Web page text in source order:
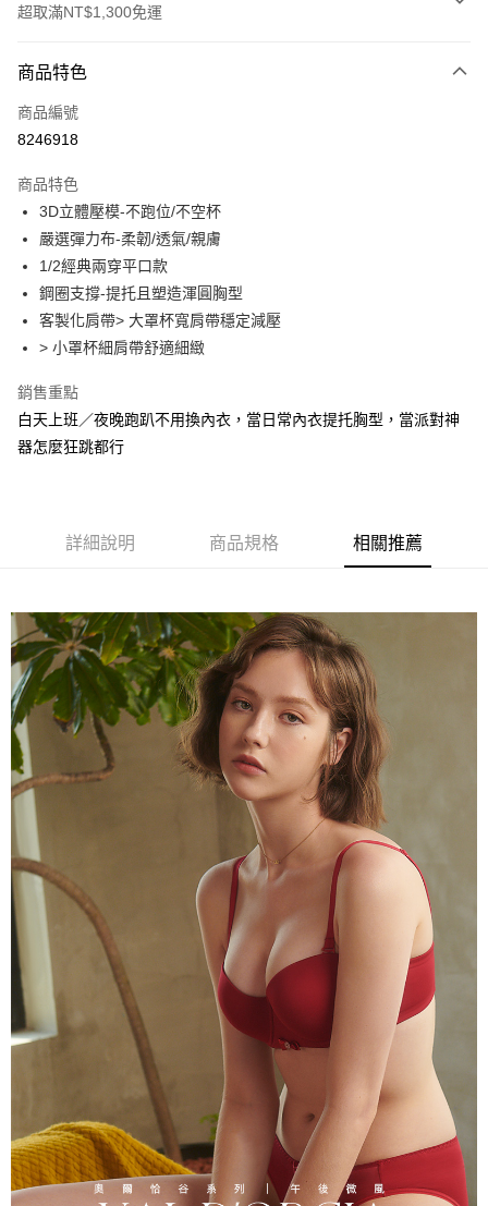
超取滿NT$1,300免運
信用卡一次付款
超商取貨付款
運送方式
全家取貨付款
每筆NT$90，滿NT$1,300(含以上)免運費
付款後全家取貨
每筆NT$90，滿NT$1,300(含以上)免運費
7-11取貨付款
每筆NT$90，滿NT$1,300(含以上)免運費
付款後7-11取貨
每筆NT$90，滿NT$1,300(含以上)免運費
香港直送- 順豐海外
海外專區｜ Overseas
澳門直送- 順豐海外
商品特色
商品編號
8246918
商品特色
3D立體壓模-不跑位/不空杯
嚴選彈力布-柔韌/透氣/親膚
1/2經典兩穿平口款
鋼圈支撐-提托且塑造渾圓胸型
客製化肩帶> 大罩杯寬肩帶穩定減壓
> 小罩杯細肩帶舒適細緻
銷售重點
白天上班／夜晚跑趴不用換內衣，當日常內衣提托胸型，當派對神
器怎麼狂跳都行
詳細說明 商品規格 相關推薦